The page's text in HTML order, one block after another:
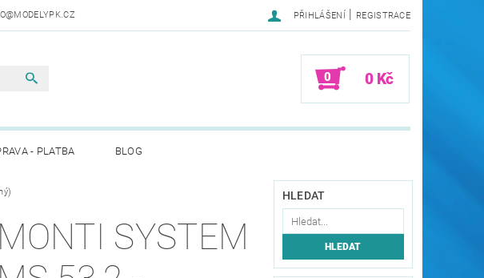
PŘIHLÁŠENÍ | REGISTRACE
0 0 Kč
- PLATBA BLOG
MONTI SYSTEM
HLEDAT